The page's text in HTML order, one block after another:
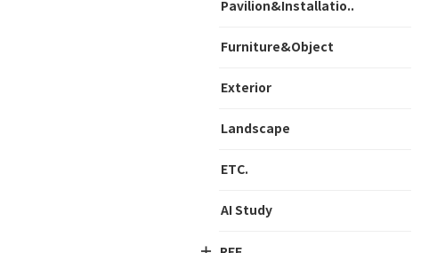
Pavilion&Installatio..
Furniture&Object
Exterior
Landscape
ETC.
AI Study